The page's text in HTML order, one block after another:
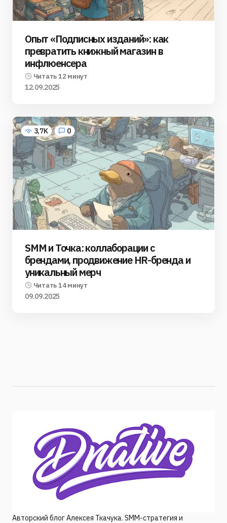
Опыт «Подписных изданий»: как
превратить книжный магазин в
инфлюенсера
Читать 12 минут
12.09.2025
3,7K 0
SMM и Точка: коллаборации с
брендами, продвижение HR-бренда и
уникальный мерч
Читать 14 минут
09.09.2025
Авторский блог Алексея Ткачука. SMM-стратегия и